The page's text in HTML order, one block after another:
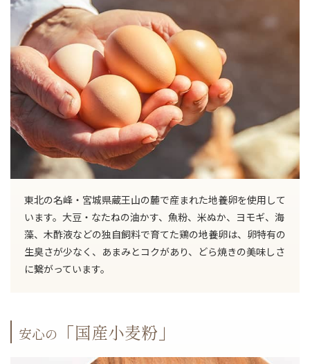
東北の名峰・宮城県蔵王山の麓で産まれた地養卵を使用して
います。大豆・なたねの油かす、魚粉、米ぬか、ヨモギ、海
藻、木酢液などの独自飼料で育てた鶏の地養卵は、卵特有の
生臭さが少なく、あまみとコクがあり、どら焼きの美味しさ
に繋がっています。
安心の 「国産小麦粉」